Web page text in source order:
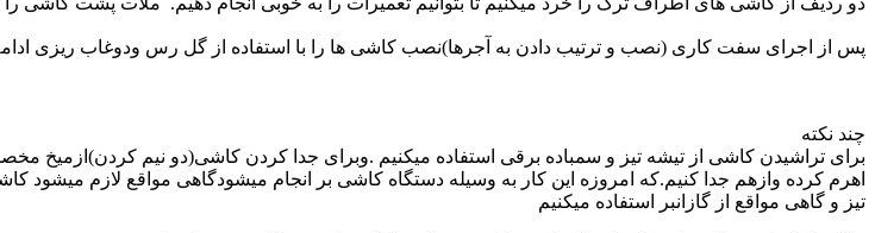
پس از اجرای سفت کاری (نصب و ترتیب دادن به آجرها)نصب کاشی ها را با استفاده از گل رس ودوغاب ریزی
چند نکته
برای تراشیدن کاشی از تیشه تیز و سمباده برقی استفاده میکنیم .وبرای جدا کردن کاشی(دو نیم
اهرم کرده وازهم جدا کنیم.که امروزه این کار به وسیله دستگاه کاشی بر انجام میشودگاهی مواقع لازم میشود
تیز و گاهی مواقع از گازانبر استفاده میکنیم